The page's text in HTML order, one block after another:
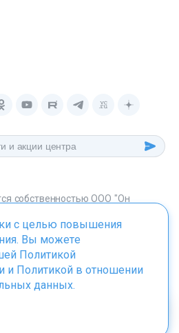
собственностью ООО "Он
со статьей 1259 ГК. РФ.
НЕОБХОДИМО
СПЕЦИАЛИСТОМ
с целью повышения
Вы можете
Политикой
и Политикой в отношении
данных.